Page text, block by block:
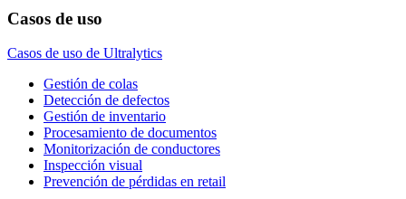
Casos de uso
Casos de uso de Ultralytics
Gestión de colas
Detección de defectos
Gestión de inventario
Procesamiento de documentos
Monitorización de conductores
Inspección visual
Prevención de pérdidas en retail